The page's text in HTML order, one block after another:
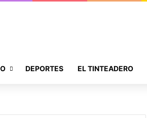
DEPORTES EL TINTEADERO